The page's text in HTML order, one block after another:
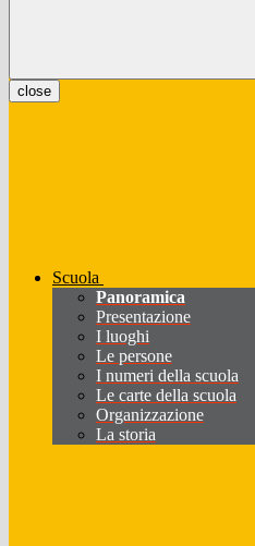
close
Scuola
Panoramica
Presentazione
I luoghi
Le persone
I numeri della scuola
Le carte della scuola
Organizzazione
La storia